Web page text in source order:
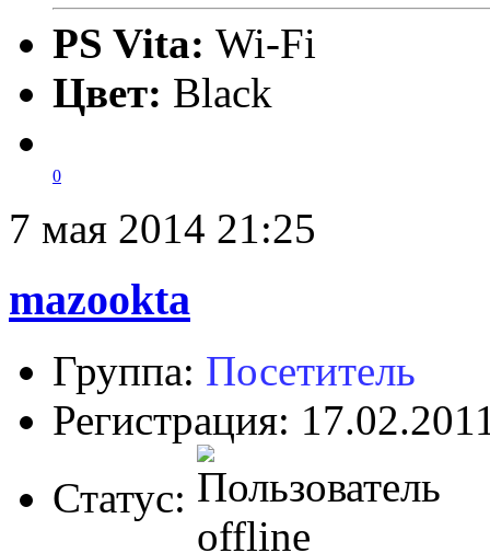
PS Vita: Wi-Fi
Цвет: Black
0
7 мая 2014 21:25
mazookta
Группа: Посетитель
Регистрация:
Статус: